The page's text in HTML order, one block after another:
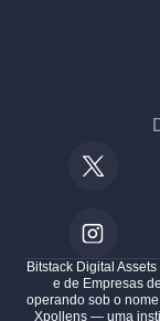
Bitstack Digital
e de Empresas
operando sob o
Xpollens — uma